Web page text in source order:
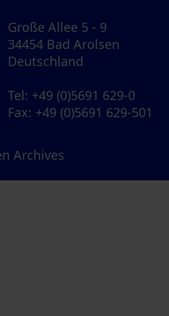
Große Allee 5 - 9
34454 Bad Arolsen
Deutschland
Tel: +49 (0)5691 629-0
Fax: +49 (0)5691 629-501
Archives